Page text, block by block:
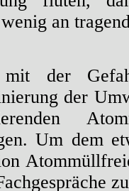
an
mit der
der
Um dem